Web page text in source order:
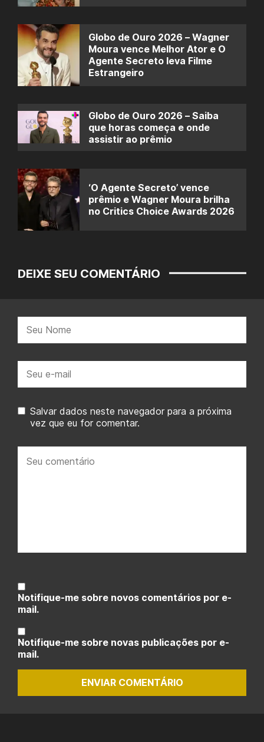
Globo de Ouro 2026 – Wagner
Moura vence Melhor Ator e O
Agente Secreto leva Filme
Estrangeiro
Globo de Ouro 2026 – Saiba
que horas começa e onde
assistir ao prêmio
‘O Agente Secreto’ vence
prêmio e Wagner Moura brilha
no Critics Choice Awards 2026
DEIXE SEU COMENTÁRIO
mail:
Salvar dados neste navegador para a próxima
vez que eu for comentar.
comentário:
Notifique-me sobre novos comentários por e-
mail.
Notifique-me sobre novas publicações por e-
mail.
ENVIAR COMENTÁRIO